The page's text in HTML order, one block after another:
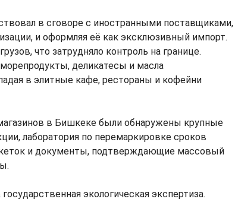
в сговоре с иностранными поставщиками,
и оформляя её как эксклюзивный импорт.
что затрудняло контроль на границе.
деликатесы и масла
в элитные кафе, рестораны и кофейни
в Бишкеке были обнаружены крупные
лаборатория по перемаркировке сроков
и документы, подтверждающие массовый
экологическая экспертиза.